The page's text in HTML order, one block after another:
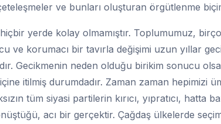
ve bunları oluşturan örgütlenme
yerde kolay olmamıştır. Toplumumuz,
ve korumacı bir tavırla değişimi uzun yıllar
Gecikmenin neden olduğu birikim sonucu
itilmiş durumdadır. Zaman zaman hepimizi
tüm siyasi partilerin kırıcı, yıpratıcı, hatta
acı bir gerçektir. Çağdaş ülkelerde